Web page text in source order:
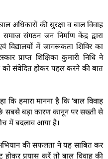
अधिकारों की सुरक्षा व बाल विवाह
संगठन जन निर्माण केंद्र द्वारा
विद्यालयों में जागरूकता शिविर का
प्राप्त शिक्षिका कुमारी निधि ने
को संवेदित होकर पहल करने की बात
हमारा मानना है कि ‘बाल विवाह
सबसे बड़ा कारण कानून पर सख्ती से
में बदलाव आया है।
की सफलता ने यह साबित कर
प्रयास करें तो बाल विवाह की